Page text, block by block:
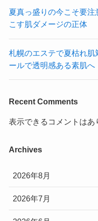
夏真っ盛りの今こそ要
こす肌ダメージの正体
札幌のエステで夏枯れ
ールで透明感ある素肌へ
Recent Comments
表示できるコメントはあ
Archives
2026年8月
2026年7月